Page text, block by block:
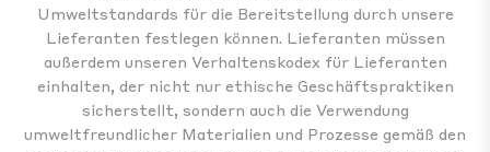
Umweltstandards für die Bereitstellung durch unsere
Lieferanten festlegen können. Lieferanten müssen
außerdem unseren Verhaltenskodex für Lieferanten
einhalten, der nicht nur ethische Geschäftspraktiken
sicherstellt, sondern auch die Verwendung
umweltfreundlicher Materialien und Prozesse gemäß den